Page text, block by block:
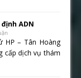
ADN
HP – Tân Hoàng
cấp dịch vụ thám